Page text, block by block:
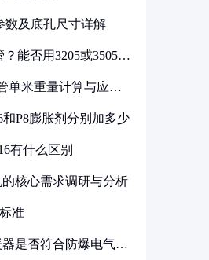
数及底孔尺寸详解
？能否用3205或3505代
单米重量计算与应用
P8膨胀剂分别加多少
有什么区别
核心需求调研与分析
准
是否符合防爆电气设